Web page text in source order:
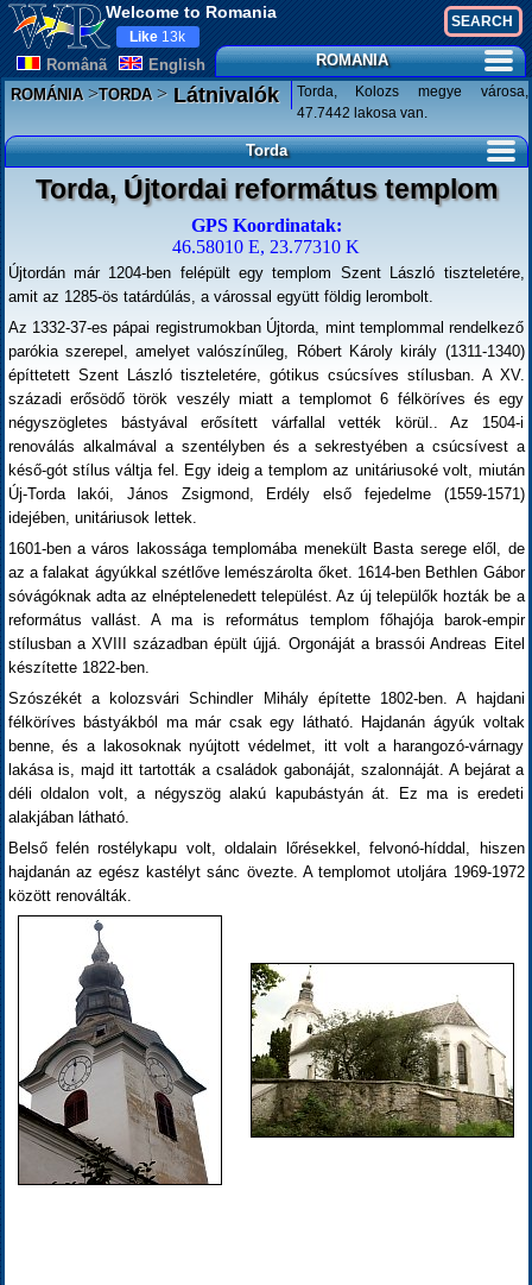
Welcome to Romania
Românã English
Like 13k
ROMANIA
ROMÁNIA>TORDA>Látnivalók
Torda, Kolozs megye városa,
47.7442 lakosa van.
Torda
Torda, Újtordai református templom
GPS Koordinatak:
46.58010 E, 23.77310 K
Újtordán már 1204-ben felépült egy templom Szent László tiszteletére,
amit az 1285-ös tatárdúlás, a várossal együtt földig lerombolt.
Az 1332-37-es pápai registrumokban Újtorda, mint templommal rendelkező
parókia szerepel, amelyet valószínűleg, Róbert Károly király (1311-1340)
építtetett Szent László tiszteletére, gótikus csúcsíves stílusban. A XV.
századi erősödő török veszély miatt a templomot 6 félköríves és egy
négyszögletes bástyával erősített várfallal vették körül.. Az 1504-i
renoválás alkalmával a szentélyben és a sekrestyében a csúcsívest a
késő-gót stílus váltja fel. Egy ideig a templom az unitáriusoké volt, miután
Új-Torda lakói, János Zsigmond, Erdély első fejedelme (1559-1571)
idejében, unitáriusok lettek.
1601-ben a város lakossága templomába menekült Basta serege elől, de
az a falakat ágyúkkal szétlőve lemészárolta őket. 1614-ben Bethlen Gábor
sóvágóknak adta az elnéptelenedett települést. Az új települők hozták be a
református vallást. A ma is református templom főhajója barok-empir
stílusban a XVIII században épült újjá. Orgonáját a brassói Andreas Eitel
készítette 1822-ben.
Szószékét a kolozsvári Schindler Mihály építette 1802-ben. A hajdani
félköríves bástyákból ma már csak egy látható. Hajdanán ágyúk voltak
benne, és a lakosoknak nyújtott védelmet, itt volt a harangozó-várnagy
lakása is, majd itt tartották a családok gabonáját, szalonnáját. A bejárat a
déli oldalon volt, a négyszög alakú kapubástyán át. Ez ma is eredeti
alakjában látható.
Belső felén rostélykapu volt, oldalain lőrésekkel, felvonó-híddal, hiszen
hajdanán az egész kastélyt sánc övezte. A templomot utoljára 1969-1972
között renoválták.